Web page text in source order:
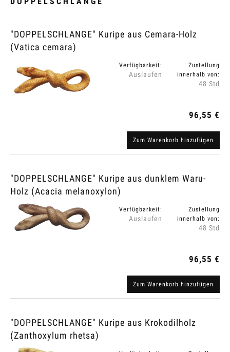
"DOPPELSCHLANGE" Kuripe aus Cemara-Holz
(Vatica cemara)
Verfügbarkeit:
Auslaufen
Zustellung
innerhalb von:
48 Std
96,55 €
Zum Warenkorb hinzufügen
"DOPPELSCHLANGE" Kuripe aus dunklem Waru-
Holz (Acacia melanoxylon)
Verfügbarkeit:
Auslaufen
Zustellung
innerhalb von:
48 Std
96,55 €
Zum Warenkorb hinzufügen
"DOPPELSCHLANGE" Kuripe aus Krokodilholz
(Zanthoxylum rhetsa)